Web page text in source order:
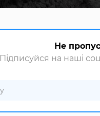
Не
Підписуйся на наші